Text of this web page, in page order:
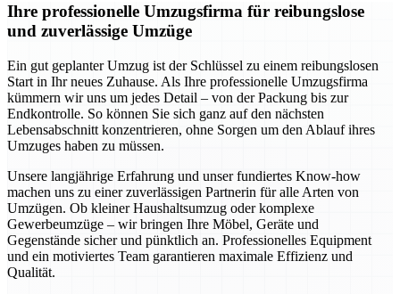
Ihre professionelle Umzugsfirma für reibungslose
und zuverlässige Umzüge
Ein gut geplanter Umzug ist der Schlüssel zu einem reibungslosen
Start in Ihr neues Zuhause. Als Ihre professionelle Umzugsfirma
kümmern wir uns um jedes Detail – von der Packung bis zur
Endkontrolle. So können Sie sich ganz auf den nächsten
Lebensabschnitt konzentrieren, ohne Sorgen um den Ablauf ihres
Umzuges haben zu müssen.
Unsere langjährige Erfahrung und unser fundiertes Know-how
machen uns zu einer zuverlässigen Partnerin für alle Arten von
Umzügen. Ob kleiner Haushaltsumzug oder komplexe
Gewerbeumzüge – wir bringen Ihre Möbel, Geräte und
Gegenstände sicher und pünktlich an. Professionelles Equipment
und ein motiviertes Team garantieren maximale Effizienz und
Qualität.